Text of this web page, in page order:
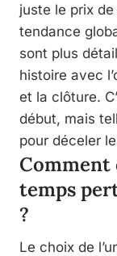
juste le prix
tendance
sont plus
histoire avec
et la clôture.
début, mais
pour déceler
Comment
temps
?
Le choix de